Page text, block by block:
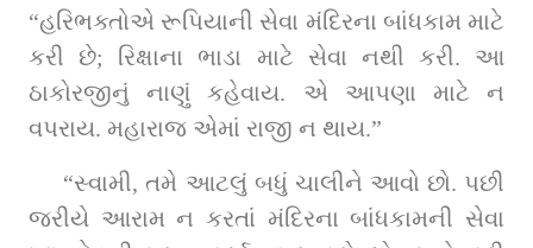
“હરિભક્તોએ રૂપિયાની સેવા મંદિરના બાંધકામ માટે
કરી છે; રિક્ષાના ભાડા માટે સેવા નથી કરી. આ
ઠાકોરજીનું નાણું કહેવાય. એ આપણા માટે ન
વપરાય. મહારાજ એમાં રાજી ન થાય.”
“સ્વામી, તમે આટલું બધું ચાલીને આવો છો. પછી
જરીયે આરામ ન કરતાં મંદિરના બાંધકામની સેવા